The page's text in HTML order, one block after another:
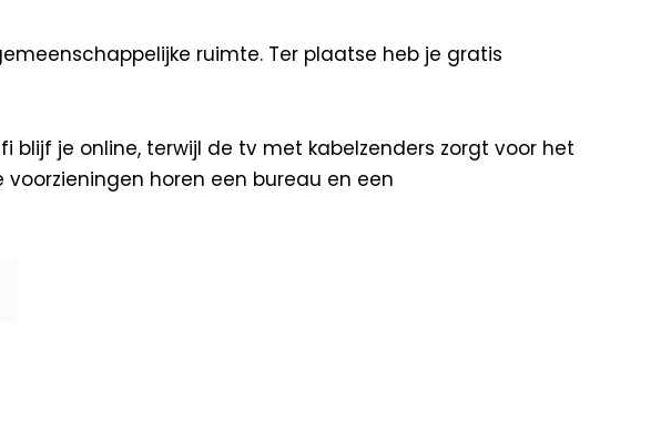
ruimte. Ter plaatse heb je gratis
blijf je online, terwijl de tv met kabelzenders zorgt voor het
voorzieningen horen een bureau en een